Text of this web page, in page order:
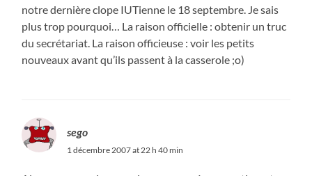
notre dernière clope IUTienne le 18 septembre. Je sais
plus trop pourquoi… La raison officielle : obtenir un truc
du secrétariat. La raison officieuse : voir les petits
nouveaux avant qu’ils passent à la casserole ;o)
sego
1 décembre 2007 at 22 h 40 min